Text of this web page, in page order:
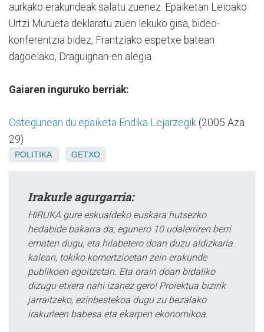
aurkako erakundeak salatu zuenez. Epaiketan Leioako
Urtzi Murueta deklaratu zuen lekuko gisa, bideo-
konferentzia bidez, Frantziako espetxe batean
dagoelako, Draguignan-en alegia.
Gaiaren inguruko berriak:
Ostegunean du epaiketa Endika Lejarzegik (2005 Aza
29)
POLITIKA GETXO
Irakurle agurgarria:
HIRUKA gure eskualdeko euskara hutsezko
hedabide bakarra da; egunero 10 udalerriren berri
ematen dugu, eta hilabetero doan duzu aldizkaria
kalean, tokiko komertzioetan zein erakunde
publikoen egoitzetan. Eta orain doan bidaliko
dizugu etxera nahi izanez gero! Proiektua bizirik
jarraitzeko, ezinbestekoa dugu zu bezalako
irakurleen babesa eta ekarpen ekonomikoa.